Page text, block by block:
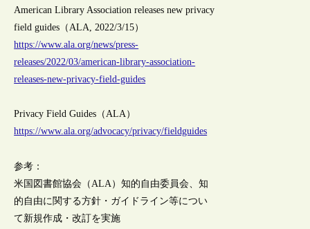
American Library Association releases new privacy
field guides（ALA, 2022/3/15）
https://www.ala.org/news/press-
releases/2022/03/american-library-association-
releases-new-privacy-field-guides
Privacy Field Guides（ALA）
https://www.ala.org/advocacy/privacy/fieldguides
参考：
米国図書館協会（ALA）知的自由委員会、知
的自由に関する方針・ガイドライン等につい
て新規作成・改訂を実施